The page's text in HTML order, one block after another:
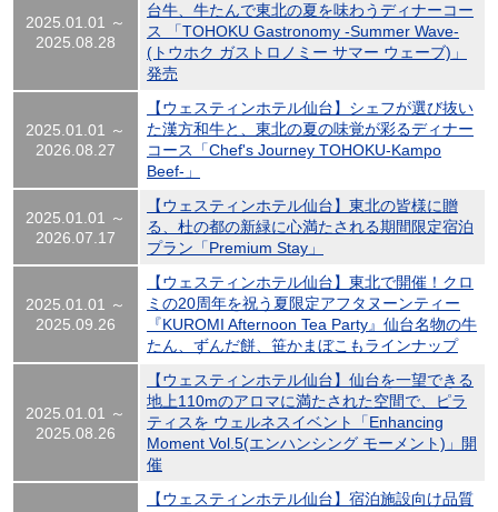
2025.01.01 ～
2025.08.28
台牛、牛たんで東北の夏を味わうディナーコー
ス 「TOHOKU Gastronomy -Summer Wave-
(トウホク ガストロノミー サマー ウェーブ)」
発売
2025.01.01 ～
2026.08.27
【ウェスティンホテル仙台】シェフが選び抜い
た漢方和牛と、東北の夏の味覚が彩るディナー
コース「Chef's Journey TOHOKU-Kampo
Beef-」
2025.01.01 ～
2026.07.17
【ウェスティンホテル仙台】東北の皆様に贈
る、杜の都の新緑に心満たされる期間限定宿泊
プラン「Premium Stay」
2025.01.01 ～
2025.09.26
【ウェスティンホテル仙台】東北で開催！クロ
ミの20周年を祝う夏限定アフタヌーンティー
『KUROMI Afternoon Tea Party』仙台名物の牛
たん、ずんだ餅、笹かまぼこもラインナップ
2025.01.01 ～
2025.08.26
【ウェスティンホテル仙台】仙台を一望できる
地上110mのアロマに満たされた空間で、ピラ
ティスを ウェルネスイベント「Enhancing
Moment Vol.5(エンハンシング モーメント)」開
催
【ウェスティンホテル仙台】宿泊施設向け品質